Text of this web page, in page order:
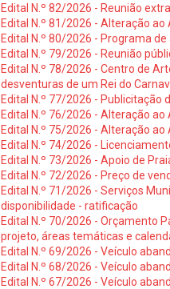
Edital N.º 82/2026 - Reunião
Edital N.º 81/2026 - Alteração
Edital N.º 80/2026 - Programa
Edital N.º 79/2026 - Reunião
Edital N.º 78/2026 - Centro de
desventuras de um Rei do
Edital N.º 77/2026 -
Edital N.º 76/2026 - Alteração
Edital N.º 75/2026 - Alteração
Edital N.º 74/2026 -
Edital N.º 73/2026 - Apoio de
Edital N.º 72/2026 - Preço de
Edital N.º 71/2026 - Serviços
disponibilidade - ratificação
Edital N.º 70/2026 - Orçamento
projeto, áreas temáticas e
Edital N.º 69/2026 - Veículo
Edital N.º 68/2026 - Veículo
Edital N.º 67/2026 - Veículo